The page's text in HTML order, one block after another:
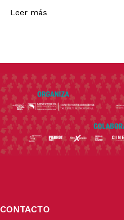
Leer más
CONTACTO